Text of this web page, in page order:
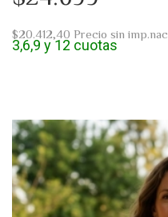
$20.412,40 Precio sin imp.nac.
3,6,9 y 12 cuotas